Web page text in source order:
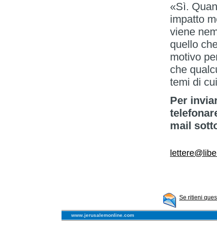
«Sì.
impatto
viene
quello
motivo
che
temi di
Per
mail
Se ritieni
www.jerusalemonline.com